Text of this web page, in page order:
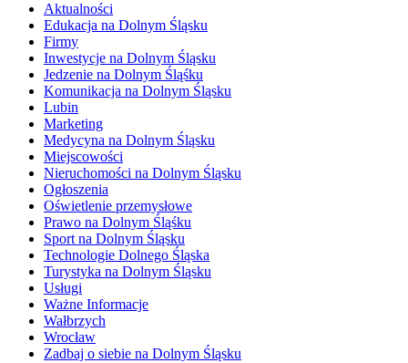
Aktualności
Edukacja na Dolnym Śląsku
Firmy
Inwestycje na Dolnym Śląsku
Jedzenie na Dolnym Śląśku
Komunikacja na Dolnym Śląsku
Lubin
Marketing
Medycyna na Dolnym Śląsku
Miejscowości
Nieruchomości na Dolnym Śląsku
Ogłoszenia
Oświetlenie przemysłowe
Prawo na Dolnym Śląśku
Sport na Dolnym Śląsku
Technologie Dolnego Śląska
Turystyka na Dolnym Śląsku
Usługi
Ważne Informacje
Wałbrzych
Wrocław
Zadbaj o siebie na Dolnym Śląsku